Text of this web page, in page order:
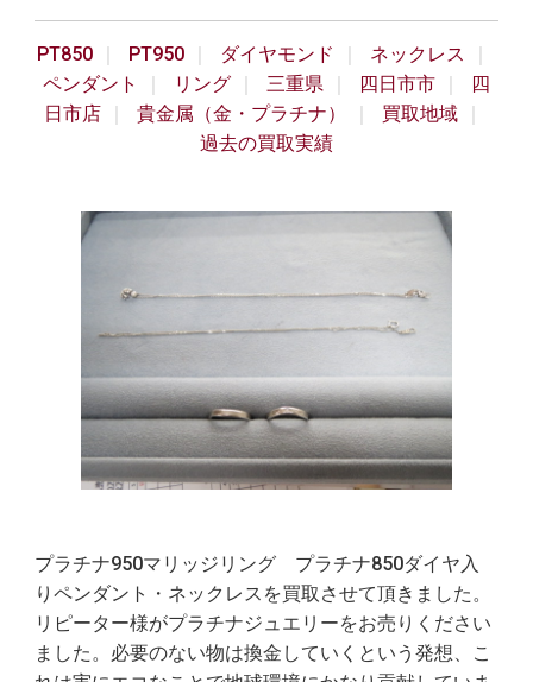
PT850 PT950 ダイヤモンド
ネックレス
ペンダント
リング 三重県 四日市市
四
日市店
貴金属（金・プラチナ）
買取地域
過去の買取実績
プラチナ950マリッジリング プラチナ850ダイヤ入
りペンダント・ネックレスを買取させて頂きました。
リピーター様がプラチナジュエリーをお売りください
ました。必要のない物は換金していくという発想、こ